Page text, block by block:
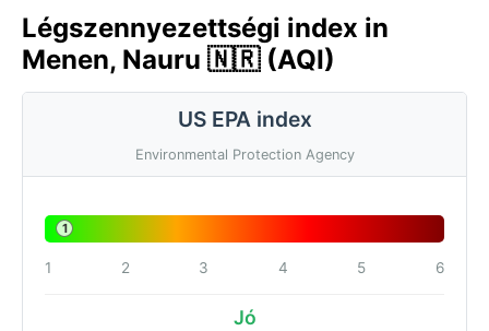
Légszennyezettségi index in
Menen, Nauru 🇳🇷 (AQI)
US EPA index
Environmental Protection Agency
1
1 2 3 4 5 6
Jó